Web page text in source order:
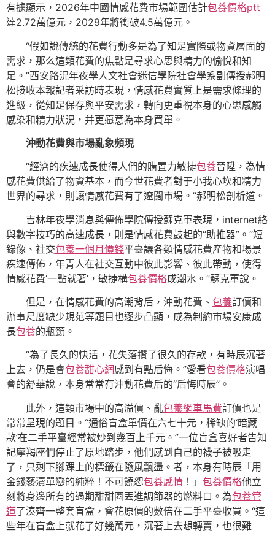
有據顯示，2026年中國情感花費市場範圍估計包養價格ptt
達2.72萬億元，2029年將衝破4.5萬億元。
“假如說傳統的花費行動多是為了知足實際或物資層面的
需求，那么這類花費的焦點是尋求心思與精力的愉悅和知
足。”西安路況年夜學人文社會迷信學院社會學系副傳授郝明
松接收本報記者采訪時表現，情感花費實質上是需求條理的
進級，從知足保存與平安需求，轉向更重視本身的心思感觸
感染和精力狀況，并更愿意為本身買單。
沖動花費與市場亂象頻現
“經濟的疾速成長使得人們的購置力敏捷包養晉陞，為情
感花費供給了物資基本，而今世花費者對于小我心坎和精力
世界的尋求，則讓情感花費有了遼闊市場。”郝明松剖析道。
吉林年夜學消息與傳佈學院傳授蘇克軍表現，internet絡
與數字技巧的高速成長，則是情感花費鼓起的“助推器”。“短
錄像、社交包養一個月價錢平臺讓各類情感花費產物和場景
疾速傳佈，年青人在社交互動中彼此影響、彼此帶動，使得
情感花費‘一點就著’，敏捷構包養價格成潮水。”蘇克軍說。
但是，在情感花費的高潮背后，沖動花費、 包養訂價和
辦事尺度缺少規范等題目也逐步凸顯，成為制約市場安康成
長包養的瓶頸。
“為了長久的快活，花失落攢了很久的存款，有時辰沉著
上去，仍是會包養甜心網感到有點后悔。”愛看包養價格演唱
會的舒華說，本身常常有沖動花費后的“后悔時辰”。
此外，這類市場中的高溢價、亂包養網車馬費訂價也是
常常呈現的題目。“通俗盲盒單價在六七十元，稀缺的‘暗藏
款’在二手平臺經常被炒到幾百上千元。”一位盲盒喜好者告知
記摩羯座們停止了原地踏步，他們感到自己的襪子被吸走
了，只剩下腳踝上的標籤在隨風飄盪。者，本身有時辰「用
金錢褻瀆單戀的純粹！不可饒恕包養感情 ！」 包養價格他立
刻將身邊所有的過期甜甜圈丟進調節器的燃料口。為包養管
道了湊齊一整套盲盒，會花原價的數倍在二手平臺收買。“這
些年在盲盒上就花了好幾萬元，沉著上去想轉賣，也很難